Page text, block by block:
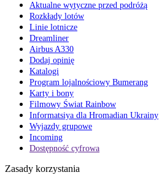
Aktualne wytyczne przed podróżą
Rozkłady lotów
Linie lotnicze
Dreamliner
Airbus A330
Dodaj opinię
Katalogi
Program lojalnościowy Bumerang
Karty i bony
Filmowy Świat Rainbow
Informatsiya dla Hromadian Ukrainy
Wyjazdy grupowe
Incoming
Dostępność cyfrowa
Zasady korzystania